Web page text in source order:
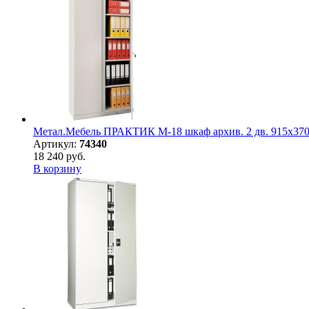
Метал.Мебель ПРАКТИК М-18 шкаф архив. 2 дв.
Артикул: 74340
18 240 руб.
В корзину